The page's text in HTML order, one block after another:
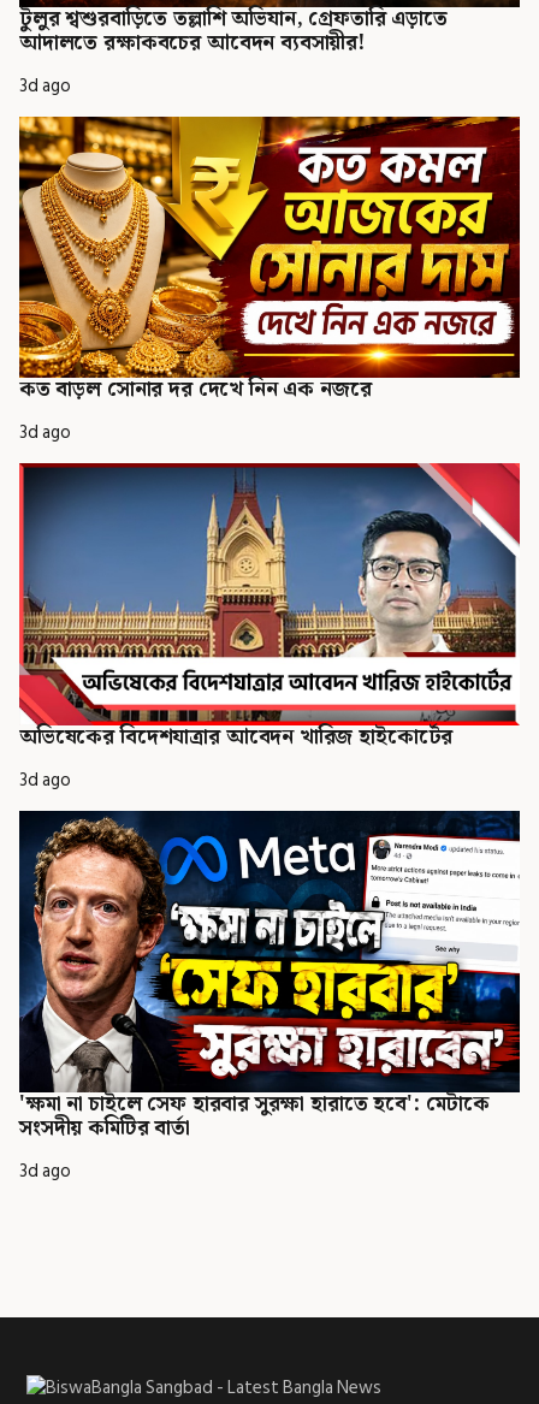
টুলুর শ্বশুরবাড়িতে তল্লাশি অভিযান, গ্রেফতারি এড়াতে
আদালতে রক্ষাকবচের আবেদন ব্যবসায়ীর!
3d ago
কত বাড়ল সোনার দর দেখে নিন এক নজরে
3d ago
অভিষেকের বিদেশযাত্রার আবেদন খারিজ হাইকোর্টের
3d ago
'ক্ষমা না চাইলে সেফ হারবার সুরক্ষা হারাতে হবে': মেটাকে
সংসদীয় কমিটির বার্তা
3d ago